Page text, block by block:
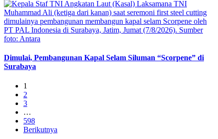
Dimulai, Pembangunan Kapal Selam Siluman “Scorpene” di
Surabaya
1
2
3
…
598
Berikutnya